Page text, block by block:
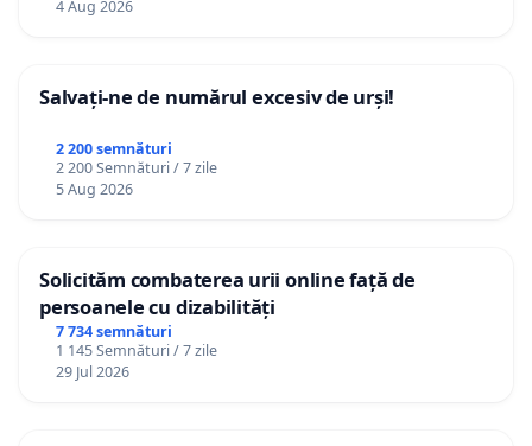
4 Aug 2026
Salvați-ne de numărul excesiv de urși!
2 200 semnături
2 200 Semnături / 7 zile
5 Aug 2026
Solicităm combaterea urii online față de
persoanele cu dizabilități
7 734 semnături
1 145 Semnături / 7 zile
29 Jul 2026